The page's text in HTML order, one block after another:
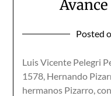
Posted
Luis Vicente Pelegri
1578, Hernando
hermanos Pizarro,